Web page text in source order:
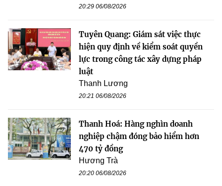
20:29 06/08/2026
Tuyên Quang: Giám sát việc thực
hiện quy định về kiểm soát quyền
lực trong công tác xây dựng pháp
luật
Thanh Lương
20:21 06/08/2026
Thanh Hoá: Hàng nghìn doanh
nghiệp chậm đóng bảo hiểm hơn
470 tỷ đồng
Hương Trà
20:20 06/08/2026